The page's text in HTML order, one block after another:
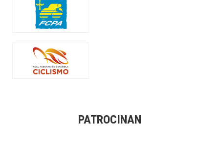
PATROCINAN